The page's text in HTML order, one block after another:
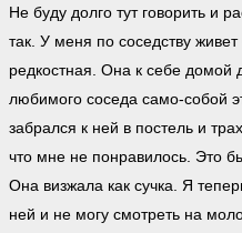
Не буду долго тут говорить и
так. У меня по соседству
редкостная. Она к себе домой
любимого соседа само-собой
забрался к ней в постель и
что мне не понравилось. Это
Она визжала как сучка. Я
ней и не могу смотреть на